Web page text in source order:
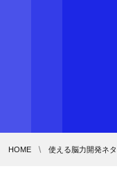
HOME 使える脳力開発ネ